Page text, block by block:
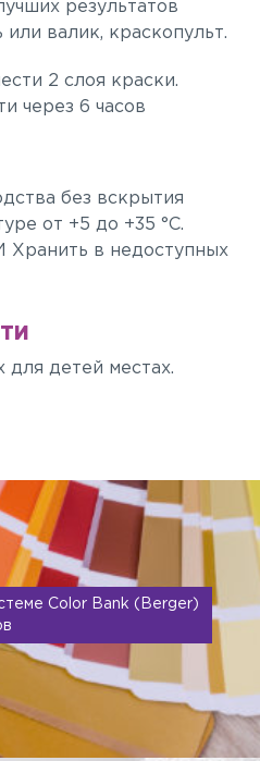
результатов
или валик, краскопульт.
2 слоя краски.
через 6 часов
без вскрытия
от +5 до +35 °C.
в недоступных
для детей местах.
Color Bank (Berger)